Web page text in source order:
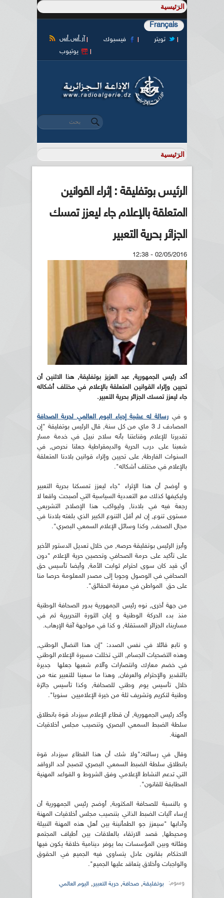
Français
آر أس أس فيسبوك
تويتر
يوتيوب
استمارة البحث
‏بحث ‏
الرئيس بوتفليقة : إثراء القوانين
المتعلقة بالإعلام جاء ليعزز تمسك
الجزائر بحرية التعبير
02/05/2016 - 12:38
أكد رئيس الجمهورية, عبد العزيز بوتفليقة, هذا الاثنين أن
تحيين وإثراء القوانين المتعلقة بالإعلام في مختلف أشكاله
جاء ليعزز تمسك الجزائر بحرية التعبير.
و في رسالة له عشية إحياء اليوم العالمي لحرية الصحافة
المصادف لـ 3 ماي من كل سنة, قال الرئيس بوتفليقة "إن
تقديرنا للإعلام وقناعتنا بأنه سلاح نبيل في خدمة مسار
شعبنا على درب الحرية والديمقراطية جعلنا نحرص, في
السنوات الفارطة, على تحيين وإثراء قوانين بلادنا المتعلقة
بالإعلام في مختلف أشكاله".
و أوضح أن هذا الإثراء "جاء ليعزز تمسكنا بحرية التعبير
وليكيفها كذلك مع التعددية السياسية التي أصبحت واقعا لا
رجعة فيه في بلادنا, وليواكب هذا الإصلاح التشريعي
مستوى تنوع, إن لم أقل التنوع الكبير الذي بلغته بلادنا في
مجال الصحف, وكذا وسائل الإعلام السمعي البصري".
وأبرز الرئيس بوتفليقة حرصه, من خلال تعديل الدستور الأخير
على تأكيد على حرمة الصحافي وتحصين حرية الإعلام "دون
أي قيد كان سوى احترام ثوابت الأمة, وأيضا تأسيس حق
الصحافي في الوصول وجوبا إلى مصدر المعلومة حرصا منا
على حق المواطن في معرفة الحقائق".
من جهة أخرى, نوه رئيس الجمهورية بدور الصحافة الوطنية
منذ بدء الحركة الوطنية و إبان الثورة التحريرية ثم في
مساربناء الجزائر المستقلة, و كذا في مواجهة آفة الإرهاب.
و تابع قائلا في نفس الصدد: "إن هذا النضال الوطني,
وهذه التضحيات الجسام, التي تخللت مسيرة الإعلام الوطني
في خضم معارك وانتصارات وآلام شعبها جعلها جديرة
بالتقدير والإحترام والعرفان, وهذا ما سعينا للتعبير عنه من
خلال تأسيس يوم وطني للصحافة, وكذا تأسيس جائزة
وطنية لتكريم وتشريف ثلة من خيرة الإعلاميين سنويا".
وأكد رئيس الجمهورية, أن قطاع الإعلام سيزداد قوة بانطلاق
سلطة الضبط السمعي البصري وتنصيب مجلس أخلاقيات
المهنة.
وقال في رسالته:"ولا شك أن هذا القطاع سيزداد قوة
بانطلاق سلطة الضبط السمعي البصري لتصبح أحد الروافد
التي تدعم النشاط الإعلامي وفق الشروط و القواعد المهنية
المطابقة للقانون".
و بالنسبة للصحافة المكتوبة, أوضح رئيس الجمهورية أن
إرساء آليات الضبط الذاتي بتنصيب مجلس أخلاقيات المهنة
وآدابها "سيعزز جو الطمأنينة بين أهل هذه المهنة النبيلة
ومحيطها, قصد الارتقاء بالعلاقات بين أطياف المجتمع
وفئاته وبين المؤسسات بما يوفر دينامية خلاقة يكون فيها
الاحتكام بقانون عادل يتساوى فيه الجميع في الحقوق
والواجبات وأخلاق يتعاقد عليها الجميع".
وسوم: بوتفليقة, صحافة, حرية التعبير, اليوم العالمي